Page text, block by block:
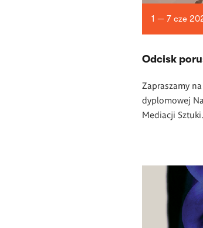
1 — 7 cze
Odcisk
Zapraszamy
dyplomowej
Mediacji Sztuki.